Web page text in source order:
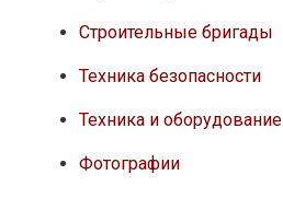
Строительные бригады
Техника безопасности
Техника и оборудование
Фотографии